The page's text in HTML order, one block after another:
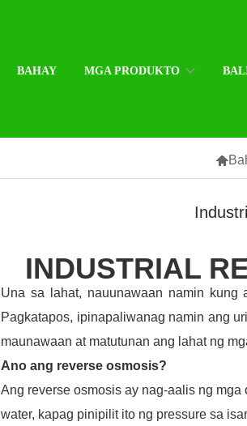
BAHAY MGA PRODUKTO

INDUSTRIAL
Una sa lahat, nauunawaan namin kung
Pagkatapos, ipinapaliwanag namin ang
maunawaan at matutunan ang lahat ng
Ano ang reverse osmosis?
Ang reverse osmosis ay nag-aalis ng
water, kapag pinipilit ito ng pressure sa